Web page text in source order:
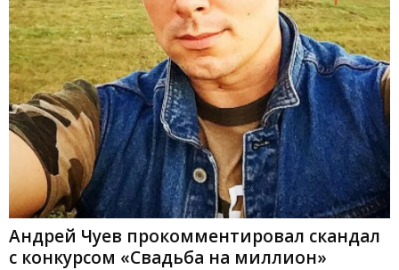
Андрей Чуев прокомментировал скандал
с конкурсом «Свадьба на миллион»